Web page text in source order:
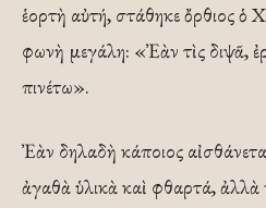
ἑορτὴ αὐτή, στάθηκε ὄρθιος ὁ
φωνὴ μεγάλη: «Ἐὰν τὶς διψᾶ,
πινέτω».
Ἐὰν δηλαδὴ κάποιος
ἀγαθὰ ὑλικὰ καὶ φθαρτά, ἀλλὰ